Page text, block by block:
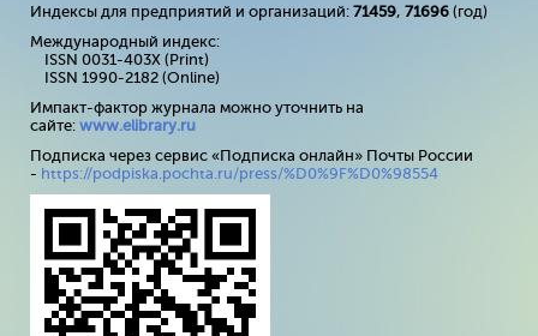
Индексы для предприятий и организаций: 71459, 71696 (год)
Международный индекс:
ISSN 0031-403X (Print)
ISSN 1990-2182 (Online)
Импакт-фактор журнала можно уточнить на
сайте: www.elibrary.ru
Подписка через сервис «Подписка онлайн» Почты России
- https://podpiska.pochta.ru/press/%D0%9F%D0%98554